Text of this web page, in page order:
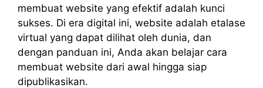
membuat website yang efektif adalah kunci
sukses. Di era digital ini, website adalah etalase
virtual yang dapat dilihat oleh dunia, dan
dengan panduan ini, Anda akan belajar cara
membuat website dari awal hingga siap
dipublikasikan.